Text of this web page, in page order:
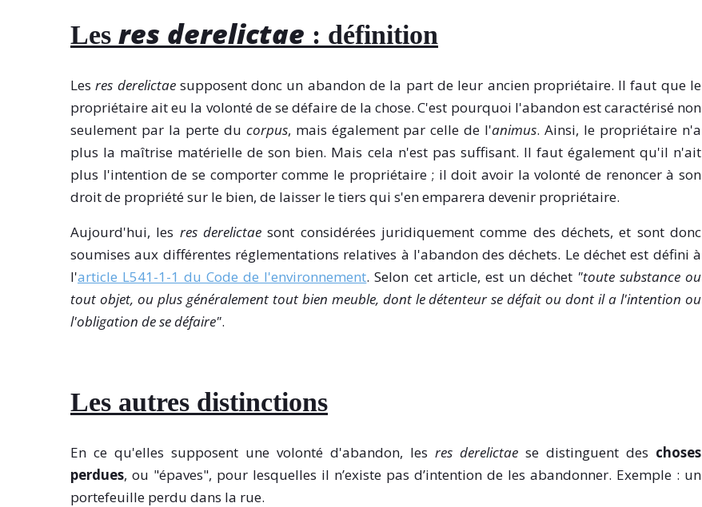
Les res derelictae : définition
Lesres derelictaesupposent donc un abandon de la part de leur ancien propriétaire. Il faut que le
propriétaire ait eu la volonté de se défaire de la chose. C'est pourquoi l'abandon est caractérisé non
seulement par la perte du corpus, mais également par celle de l'animus. Ainsi, le propriétaire n'a
plus la maîtrise matérielle de son bien. Mais cela n'est pas suffisant. Il faut également qu'il n'ait
plus l'intention de se comporter comme le propriétaire ; il doit avoir la volonté de renoncer à son
droit de propriété sur le bien, de laisser le tiers qui s'en emparera devenir propriétaire.
Aujourd'hui, les res derelictae sont considérées juridiquement comme des déchets, et sont donc
soumises aux différentes réglementations relatives à l'abandon des déchets. Le déchet est défini à
l'article L541-1-1 du Code de l'environnement. Selon cet article, est un déchet "toute substance ou
tout objet, ou plus généralement tout bien meuble, dont le détenteur se défait ou dont il a l'intention ou
l'obligation de se défaire".
Les autres distinctions
En ce qu'elles supposent une volonté d'abandon, les res derelictae se distinguent des choses
perdues, ou "épaves", pour lesquelles il n’existe pas d’intention de les abandonner. Exemple : un
portefeuille perdu dans la rue.